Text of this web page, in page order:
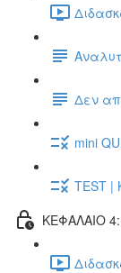
Δεν
mini
TEST |
ΚΕΦΑΛΑΙΟ 4: